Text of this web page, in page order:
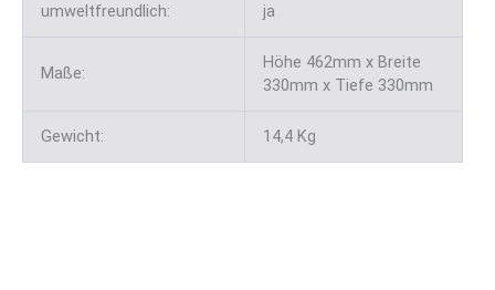
umweltfreundlich: ja
Maße:
Höhe 462mm x Breite
330mm x Tiefe 330mm
Gewicht: 14,4 Kg